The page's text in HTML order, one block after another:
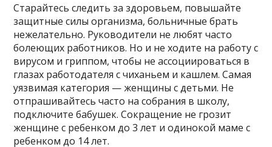
Старайтесь следить за здоровьем, повышайте
защитные силы организма, больничные брать
нежелательно. Руководители не любят часто
болеющих работников. Но и не ходите на работу с
вирусом и гриппом, чтобы не ассоциироваться в
глазах работодателя с чиханьем и кашлем. Самая
уязвимая категория — женщины с детьми. Не
отпрашивайтесь часто на собрания в школу,
подключите бабушек. Сокращение не грозит
женщине с ребенком до 3 лет и одинокой маме с
ребенком до 14 лет.